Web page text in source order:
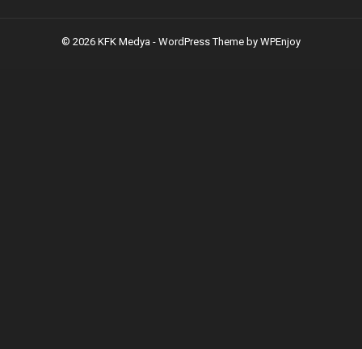
© 2026 KFK Medya - WordPress Theme by WPEnjoy